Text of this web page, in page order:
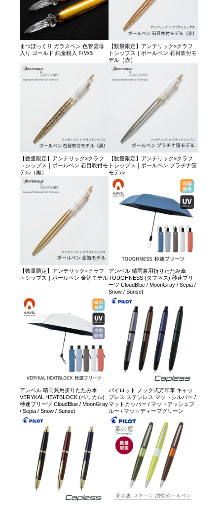
まつぼっくり ガラスペン 色管雲母
入り ゴールド 純金粉入 F/M/B
【数量限定】アンテリック×クラフ
トシップス｜ボールペン 石目吹付モ
デル（赤）
【数量限定】アンテリック×クラフ
トシップス｜ボールペン 石目吹付モ
デル（黒）
【数量限定】アンテリック×クラフ
トシップス｜ボールペン プラチナ箔
モデル
【数量限定】アンテリック×クラフ
トシップス｜ボールペン 金箔モデル
アンベル 晴雨兼用折りたたみ傘
TOUGHNESS (タフネス) 秒速プリ
ーツ CloudBlue / MoonGray / Sepia /
Snow / Sunset
アンベル 晴雨兼用折りたたみ傘
VERYKAL HEATBLOCK (ベリカル)
秒速プリーツ CloudBlue / MoonGray
/ Sepia / Snow / Sunset
パイロット ノック式万年筆 キャッ
プレス ステンレス マットシルバー /
マットカッパー / マットアッシュブ
ルー / マットディープグリーン